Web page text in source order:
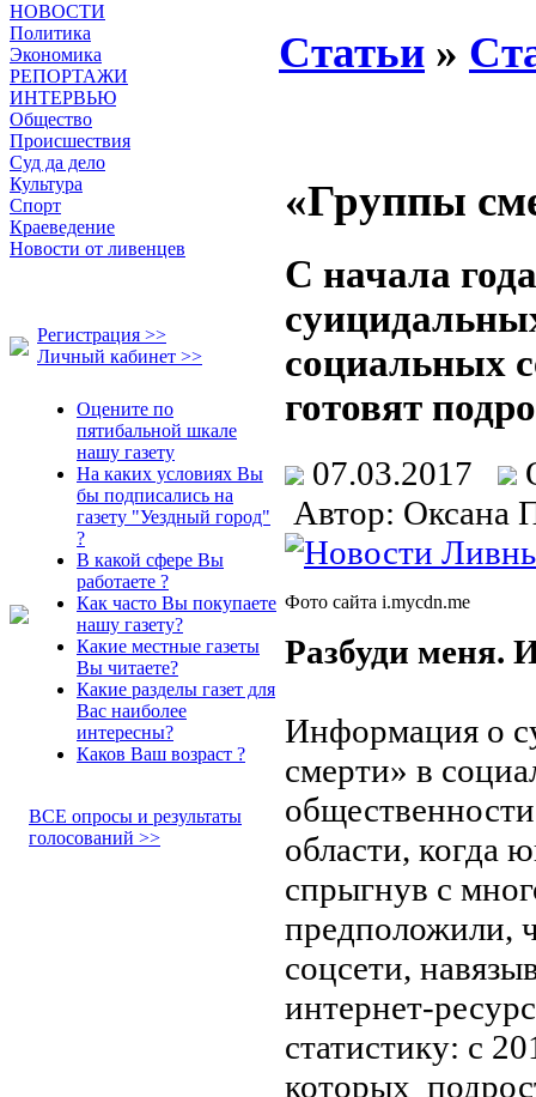
НОВОСТИ
Политика
Экономика
РЕПОРТАЖИ
ИНТЕРВЬЮ
Общество
Происшествия
Суд да дело
Культура
Спорт
Краеведение
Новости от ливенцев
Регистрация >>
Личный кабинет >>
Оцените по
пятибальной шкале
нашу газету
На каких условиях Вы
бы подписались на
газету "Уездный город"
?
В какой сфере Вы
работаете ?
Как часто Вы покупаете
нашу газету?
Какие местные газеты
Вы читаете?
Какие разделы газет для
Вас наиболее
интересны?
Каков Ваш возраст ?
ВСЕ опросы и результаты
голосований >>
Статьи »
«Группы
С начала
социальных
готовят
07.03.2017
Автор: Оксана
Фото сайта i.mycdn.me
Разбуди меня.
Информация о
смерти» в
области, когда
спрыгнув с
предположили,
соцсети,
интернет-
статистику: с
которых